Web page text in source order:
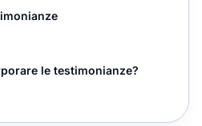
le testimonianze?